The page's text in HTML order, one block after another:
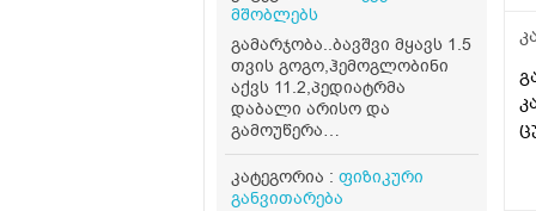
მშობლებს
გამარჯობა..ბავშვი მყავს 1.5
თვის გოგო,ჰემოგლობინი
აქვს 11.2,პედიატრმა
დაბალი არისო და
გამოუწერა
ფერმულეკი,ასევე ხორცი
რაციონში ყოველდღე..ერთი
თვე ვასვი და გავუმეორე
კატეგორია : ფიზიკური
განვითარება